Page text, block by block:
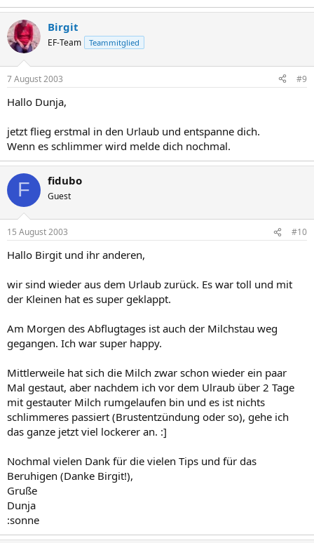
Birgit
EF-Team Teammitglied
7 August 2003 #9
Hallo Dunja,
jetzt flieg erstmal in den Urlaub und entspanne dich.
Wenn es schlimmer wird melde dich nochmal.
F fidubo
Guest
15 August 2003 #10
Hallo Birgit und ihr anderen,
wir sind wieder aus dem Urlaub zurück. Es war toll und mit
der Kleinen hat es super geklappt.
Am Morgen des Abflugtages ist auch der Milchstau weg
gegangen. Ich war super happy.
Mittlerweile hat sich die Milch zwar schon wieder ein paar
Mal gestaut, aber nachdem ich vor dem Ulraub über 2 Tage
mit gestauter Milch rumgelaufen bin und es ist nichts
schlimmeres passiert (Brustentzündung oder so), gehe ich
das ganze jetzt viel lockerer an. :]
Nochmal vielen Dank für die vielen Tips und für das
Beruhigen (Danke Birgit!),
Gruße
Dunja
:sonne